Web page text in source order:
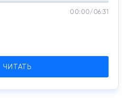
00:00/ 06:31
ЧИТАТЬ